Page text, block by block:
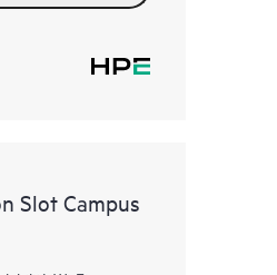
Slot Campus